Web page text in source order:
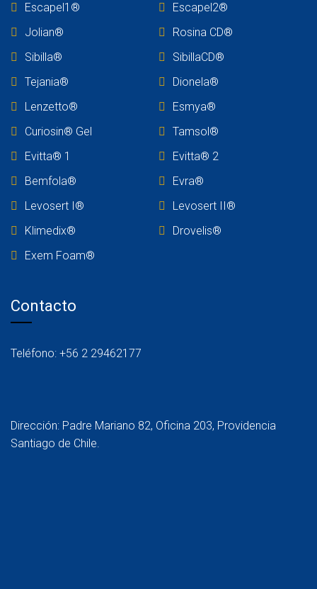
Escapel1®
Escapel2®
Jolian®
Rosina CD®
Sibilla®
SibillaCD®
Tejania®
Dionela®
Lenzetto®
Esmya®
Curiosin® Gel
Tamsol®
Evitta® 1
Evitta® 2
Bemfola®
Evra®
Levosert I®
Levosert II®
Klimedix®
Drovelis®
Exem Foam®
Contacto
Teléfono: +56 2 29462177
Dirección: Padre Mariano 82, Oficina 203, Providencia
Santiago de Chile.